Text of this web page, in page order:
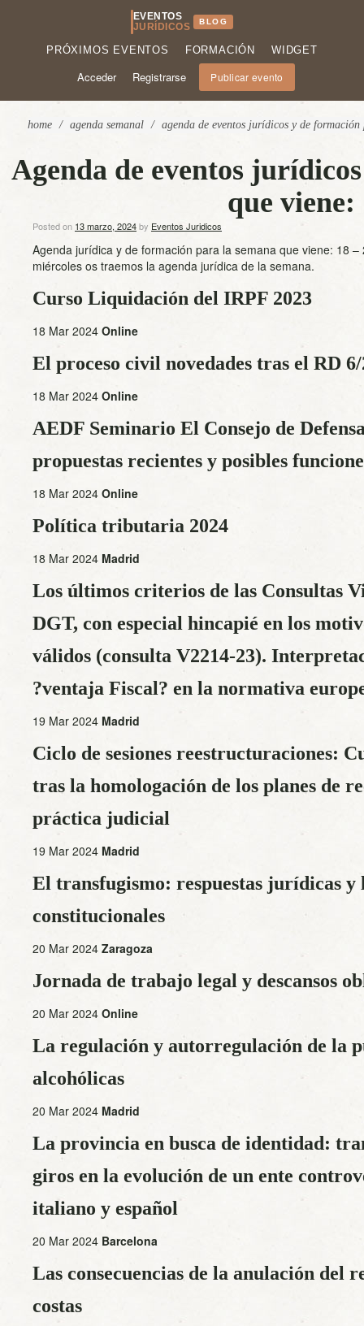
EVENTOS
JURÍDICOS
BLOG
PRÓXIMOS EVENTOS FORMACIÓN WIDGET
Acceder Registrarse Publicar evento
home / agenda semanal / agenda de eventos jurídicos y de
Agenda de eventos
que viene:
Posted on 13 marzo, 2024by Eventos Juridicos
Agenda jurídica y de formación para la semana que viene: 18
miércoles os traemos la agenda jurídica de la semana.
Curso Liquidación del IRPF 2023
18 Mar 2024 Online
El proceso civil novedades tras el RD 6/
18 Mar 2024 Online
AEDF Seminario El Consejo de
propuestas recientes y posibles
18 Mar 2024 Online
Política tributaria 2024
18 Mar 2024 Madrid
Los últimos criterios de las Consultas
DGT, con especial hincapié en los
válidos (consulta V2214-23).
?ventaja Fiscal? en la normativa
19 Mar 2024 Madrid
Ciclo de sesiones reestructuraciones:
tras la homologación de los planes de
práctica judicial
19 Mar 2024 Madrid
El transfugismo: respuestas jurídicas y
constitucionales
20 Mar 2024 Zaragoza
Jornada de trabajo legal y descansos
20 Mar 2024 Online
La regulación y autorregulación de la
alcohólicas
20 Mar 2024 Madrid
La provincia en busca de identidad:
giros en la evolución de un ente
italiano y español
20 Mar 2024 Barcelona
Las consecuencias de la anulación del
costas